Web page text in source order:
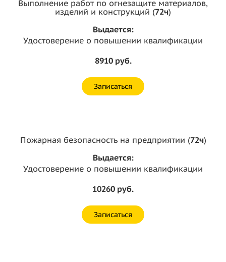
Выполнение работ по огнезащите материалов,
изделий и конструкций (72ч)
Выдается:
Удостоверение о повышении квалификации
8910 руб.
Записаться
Пожарная безопасность на предприятии (72ч)
Выдается:
Удостоверение о повышении квалификации
10260 руб.
Записаться